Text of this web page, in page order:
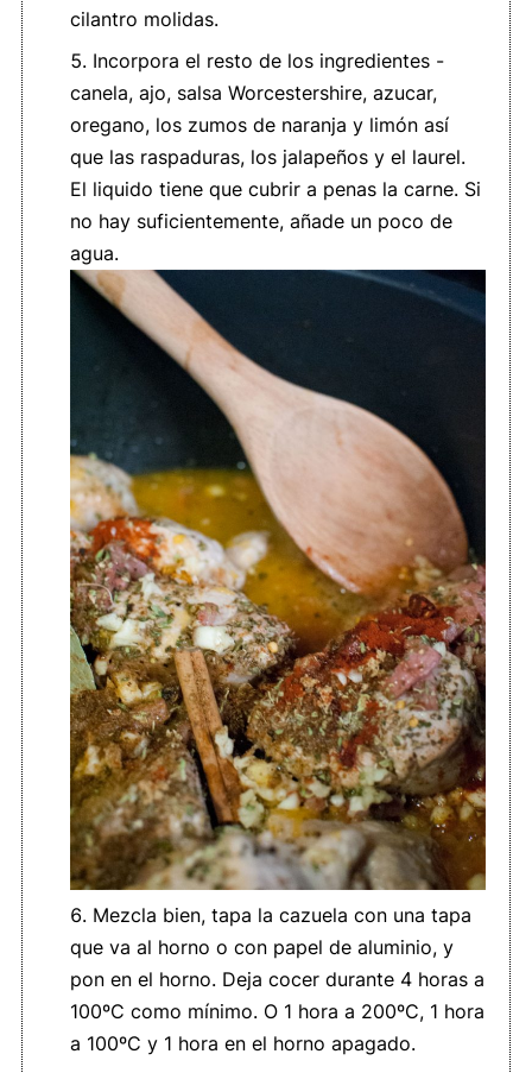
cilantro molidas.
Incorpora el resto de los ingredientes -
canela, ajo, salsa Worcestershire, azucar,
oregano, los zumos de naranja y limón así
que las raspaduras, los jalapeños y el laurel.
El liquido tiene que cubrir a penas la carne. Si
no hay suficientemente, añade un poco de
agua.
Mezcla bien, tapa la cazuela con una tapa
que va al horno o con papel de aluminio, y
pon en el horno. Deja cocer durante 4 horas a
100ºC como mínimo. O 1 hora a 200ºC, 1 hora
a 100ºC y 1 hora en el horno apagado.